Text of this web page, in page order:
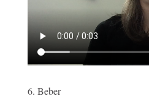
6. Beber